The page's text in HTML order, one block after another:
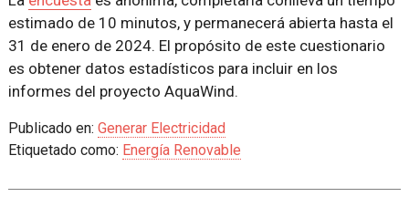
estimado de 10 minutos, y permanecerá abierta hasta el
31 de enero de 2024. El propósito de este cuestionario
es obtener datos estadísticos para incluir en los
informes del proyecto AquaWind.
Publicado en: Generar Electricidad
Etiquetado como: Energía Renovable